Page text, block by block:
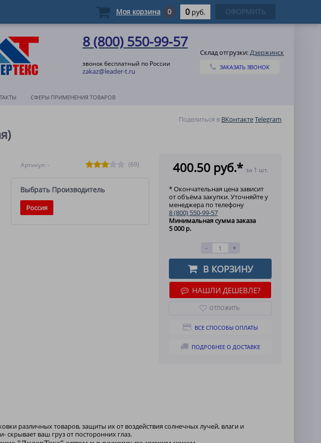
8 (800) 550-99-57
звонок бесплатный по России
zakaz@leader-t.ru
Склад отгрузки:Дзержинск
ЗАКАЗАТЬ ЗВОНОК
СФЕРЫ ПРИМЕНЕНИЯ ТОВАРОВ
Поделиться в ВКонтактеTelegram
Артикул: - (69)
Выбрать Производитель
Россия
400.50 руб.* за 1 шт.
* Окончательная цена зависит
от объёма закупки. Уточняйте у
менеджера по телефону
8 (800) 550-99-57
Минимальная сумма заказа
5 000 р.
- +
В КОРЗИНУ
НАШЛИ ДЕШЕВЛЕ?
ОТЛОЖИТЬ
ВСЕ СПОСОБЫ ОПЛАТЫ
ПОДРОБНЕЕ О ДОСТАВКЕ
различных товаров, защиты их от воздействия солнечных лучей, влаги и
скрывает ваш груз от посторонних глаз.
Моя корзина 0 0 руб. ОФОРМИТЬ